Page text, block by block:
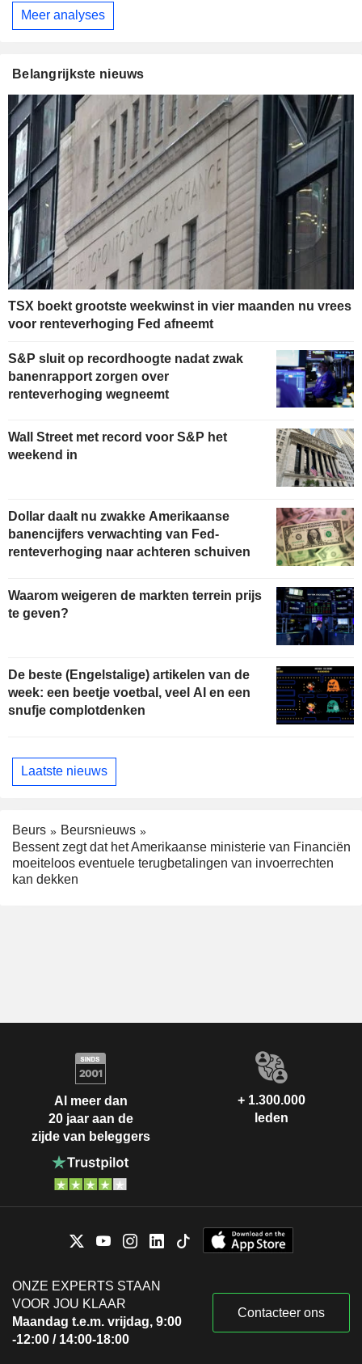
Meer analyses
Belangrijkste nieuws
TSX boekt grootste weekwinst in vier maanden nu vrees
voor renteverhoging Fed afneemt
S&P sluit op recordhoogte nadat zwak
banenrapport zorgen over
renteverhoging wegneemt
Wall Street met record voor S&P het
weekend in
Dollar daalt nu zwakke Amerikaanse
banencijfers verwachting van Fed-
renteverhoging naar achteren schuiven
Waarom weigeren de markten terrein prijs
te geven?
De beste (Engelstalige) artikelen van de
week: een beetje voetbal, veel AI en een
snufje complotdenken
Laatste nieuws
Beurs
Beursnieuws
Bessent zegt dat het Amerikaanse ministerie van Financiën
moeiteloos eventuele terugbetalingen van invoerrechten
kan dekken
Al meer dan
20 jaar aan de
zijde van beleggers
+ 1.300.000
leden
ONZE EXPERTS STAAN
VOOR JOU KLAAR
Maandag t.e.m. vrijdag, 9:00
-12:00 / 14:00-18:00
Contacteer ons